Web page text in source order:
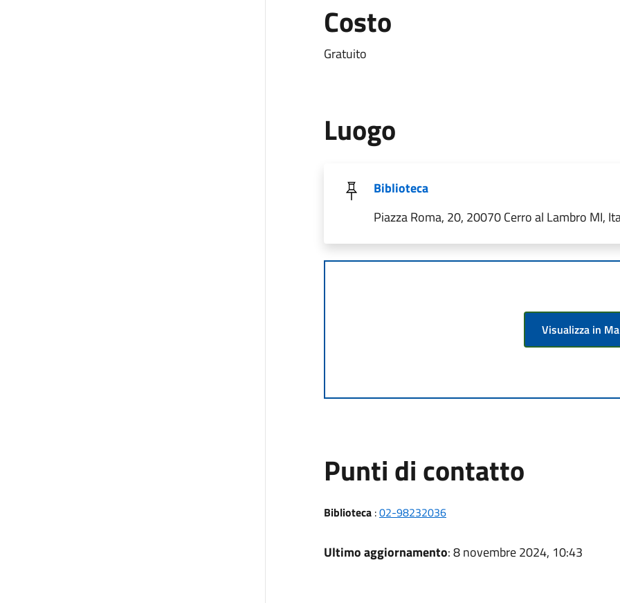
Costo
Gratuito
Luogo
Biblioteca
Piazza Roma, 20, 20070 Cerro al Lambro MI,
Visualizza in
Punti di contatto
Biblioteca:02-98232036
Ultimo aggiornamento: 8 novembre 2024, 10:43